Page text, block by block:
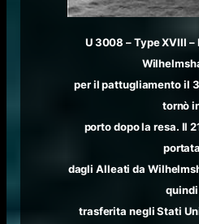
U 3008 – Type XVIII –
per il pattugliamento il
tornò
porto dopo la resa. Il
portata
dagli Alleati da
quindi
trasferita negli Stati